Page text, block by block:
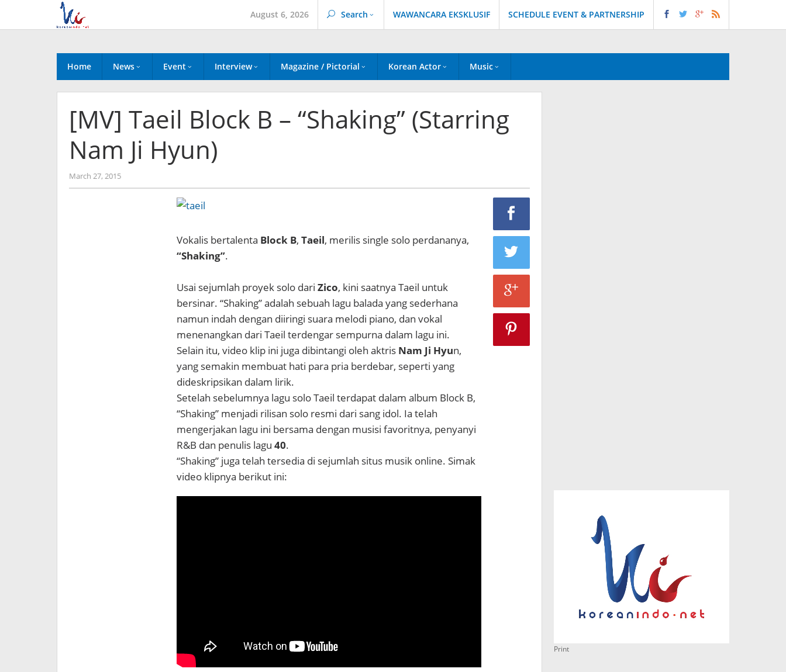
content
August 6, 2026 Search WAWANCARA EKSKLUSIF SCHEDULE EVENT & PARTNERSHIP
Home News Event Interview Magazine / Pictorial Korean Actor Music
[MV] Taeil Block B – “Shaking” (Starring
Nam Ji Hyun)
March 27, 2015by
Koreanindo
Vokalis bertalenta Block B, Taeil, merilis single solo perdananya,
“Shaking”.
Usai sejumlah proyek solo dari Zico, kini saatnya Taeil untuk
bersinar. “Shaking” adalah sebuah lagu balada yang sederhana
namun indah dengan diiringi suara melodi piano, dan vokal
menenangkan dari Taeil terdengar sempurna dalam lagu ini.
Selain itu, video klip ini juga dibintangi oleh aktris Nam Ji Hyun,
yang semakin membuat hati para pria berdebar, seperti yang
dideskripsikan dalam lirik.
Setelah sebelumnya lagu solo Taeil terdapat dalam album Block B,
“Shaking” menjadi rilisan solo resmi dari sang idol. Ia telah
mengerjakan lagu ini bersama dengan musisi favoritnya, penyanyi
R&B dan penulis lagu 40.
“Shaking” juga telah tersedia di sejumlah situs musik online. Simak
video klipnya berikut ini:
Print